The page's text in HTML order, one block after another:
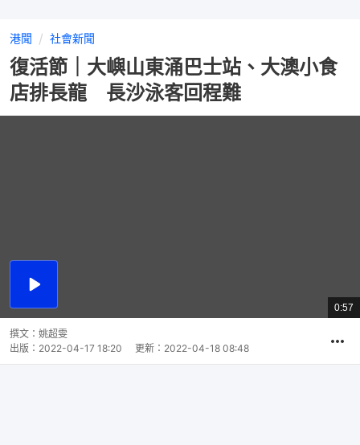
港聞 社會新聞
復活節｜大嶼山東涌巴士站、大澳小食
店排長龍 長沙泳客回程難
播
總
共
0:57
撰文： 姚超雯
出版： 2022-04-17 18:20 更新： 2022-04-18 08:48